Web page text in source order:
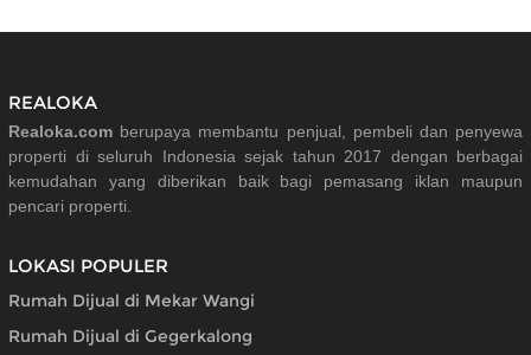
REALOKA
Realoka.com berupaya membantu penjual, pembeli dan penyewa
properti di seluruh Indonesia sejak tahun 2017 dengan berbagai
kemudahan yang diberikan baik bagi pemasang iklan maupun
pencari properti.
LOKASI POPULER
Rumah Dijual di Mekar Wangi
Rumah Dijual di Gegerkalong